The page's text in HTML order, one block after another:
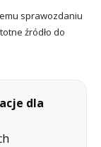
sprawozdaniu
źródło do
dla